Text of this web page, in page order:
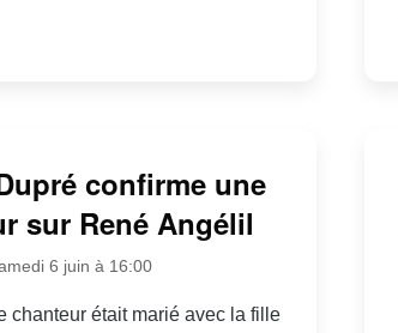
confirme une
sur René Angélil
6 juin à 16:00
chanteur était marié avec la fille